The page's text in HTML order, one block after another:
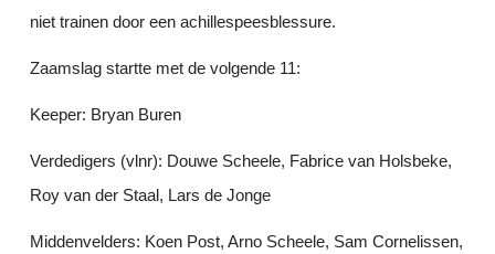
niet trainen door een achillespeesblessure.
Zaamslag startte met de volgende 11:
Keeper: Bryan Buren
Verdedigers (vlnr): Douwe Scheele, Fabrice van Holsbeke,
Roy van der Staal, Lars de Jonge
Middenvelders: Koen Post, Arno Scheele, Sam Cornelissen,